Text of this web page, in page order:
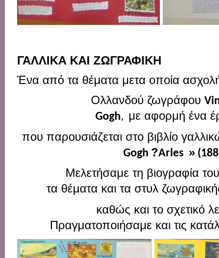
ΓΑΛΛΙΚΑ ΚΑΙ ΖΩΓΡΑΦΙΚΗ
Ένα από τα θέματα μετα οποία
Ολλανδού ζωγράφου
Gogh, με αφορμή ένα
που παρουσιάζεται στο βιβλίο
Gogh ?Arles »
Μελετήσαμε τη βιογραφία του
τα θέματα καιτα στυλ
καθώς και το σχετικό
Πραγματοποιήσαμε καιτις